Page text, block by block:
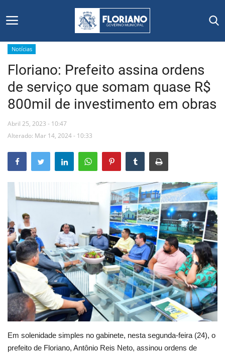
Início
Editais
Floriano
Mural de Licitações
Notícias
Vídeos
Webmail
Contato
Notícias
Floriano: Prefeito assina ordens
de serviço que somam quase R$
800mil de investimento em obras
Abril 25, 2023 - 10:47
Alterado: Mar 14, 2024 - 10:33
Em solenidade simples no gabinete, nesta segunda-feira (24), o
prefeito de Floriano, Antônio Reis Neto, assinou ordens de